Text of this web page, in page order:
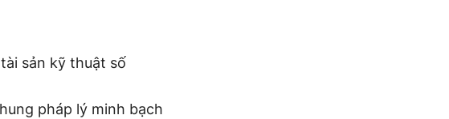
sản kỹ thuật số
pháp lý minh bạch